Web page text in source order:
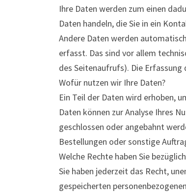
Ihre Daten werden zum einen
Daten handeln, die Sie in ein
Andere Daten werden
erfasst. Das sind vor allem
des Seitenaufrufs). Die
Wofür nutzen wir Ihre Daten?
Ein Teil der Daten wird erhoben,
Daten können zur Analyse Ihres
geschlossen oder angebahnt
Bestellungen oder sonstige
Welche Rechte haben Sie
Sie haben jederzeit das Recht,
gespeicherten